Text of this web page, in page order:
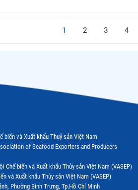
1 2 3 4
biến và Xuất khẩu Thuỷ sản Việt Nam
of Seafood Exporters and Producers
Chế biến và Xuất khẩu Thủy sản Việt Nam (VASEP)
và Xuất khẩu Thủy sản Việt Nam (VASEP)
Phường Bình Trưng, Tp.Hồ Chí Minh